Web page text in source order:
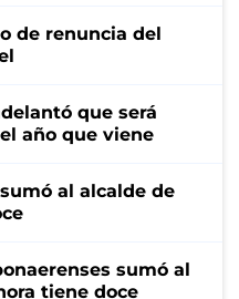
de renuncia del
que será
año que viene
al alcalde de
sumó al
tiene doce